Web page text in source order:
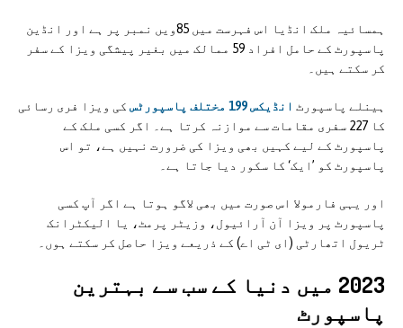
ہمسائیہ ملک انڈیا اس فہرست میں 85ویں نمبر پر ہے اور انڈین
پاسپورٹ کے حامل افراد 59 ممالک میں بغیر پیشگی ویزا کے سفر
کر سکتے ہیں۔
ہینلے پاسپورٹ انڈیکس 199 مختلف پاسپورٹس
کی ویزا فری رسائی
کا 227 سفری مقامات سے موازنہ کرتا ہے۔ اگر کسی ملک کے
پاسپورٹ کے لیے کہیں بھی ویزا کی ضرورت نہیں ہے، تو اس
پاسپورٹ کو ’ایک‘ کا سکور دیا جاتا ہے۔
اور یہی فارمولا اس صورت میں بھی لاگو ہوتا ہے اگر آپ کسی
پاسپورٹ پر ویزا آن آرائیول، وزیٹر پرمٹ، یا الیکٹرانک
ٹریول اتھارٹی (ای ٹی اے) کے ذریعے ویزا حاصل کر سکتے ہوں۔
2023 میں دنیا کے سب سے بہترین
پاسپورٹ